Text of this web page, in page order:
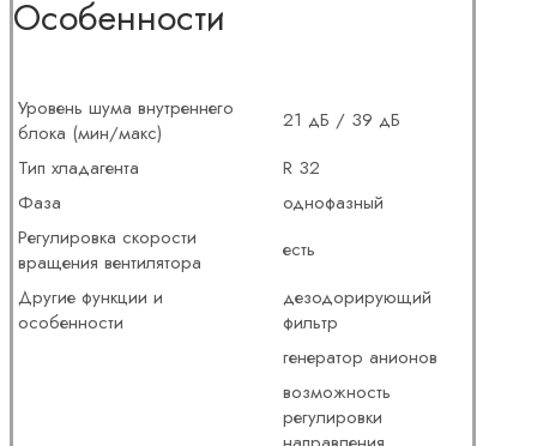
Особенности
Уровень шума внутреннего
блока (мин/макс)
21 дБ / 39 дБ
Тип хладагента
R 32
Фаза
однофазный
Регулировка скорости
вращения вентилятора
есть
Другие функции и
особенности
дезодорирующий
фильтр
генератор анионов
возможность
регулировки